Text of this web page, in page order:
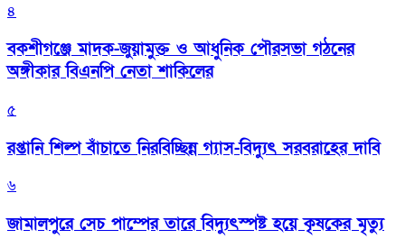
৪
বকশীগঞ্জে মাদক-জুয়ামুক্ত ও আধুনিক পৌরসভা গঠনের
অঙ্গীকার বিএনপি নেতা শাকিলের
৫
রপ্তানি শিল্প বাঁচাতে নিরবিচ্ছিন্ন গ্যাস-বিদ্যুৎ সরবরাহের দাবি
৬
জামালপুরে সেচ পাম্পের তারে বিদ্যুৎস্পষ্ট হয়ে কৃষকের মৃত্যু